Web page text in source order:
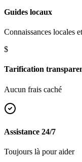
Guides locaux
Connaissances locales
$
Tarification
Aucun frais caché
Assistance 24/7
Toujours là pour aider